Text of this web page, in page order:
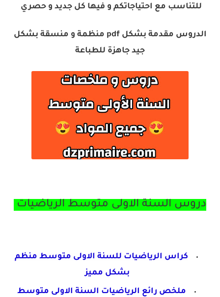
للتناسب مع احتياجاتكم و فيها كل جديد و حصري
الدروس مقدمة بشكل pdf منظمة و منسقة بشكل
جيد جاهزة للطباعة
دروس السنة الاولى متوسط الرياضيات
كراس الرياضيات للسنة الاولى متوسط منظم
بشكل مميز
ملخص رائع الرياضيات السنة الاولى متوسط